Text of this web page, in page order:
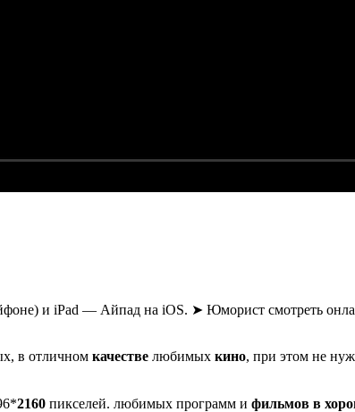
и iPad — Айпад на iOS. ➤ Юморист смотреть
в отличном качестве любимых кино, при этом не
2160 пикселей. любимых программ и фильмов в